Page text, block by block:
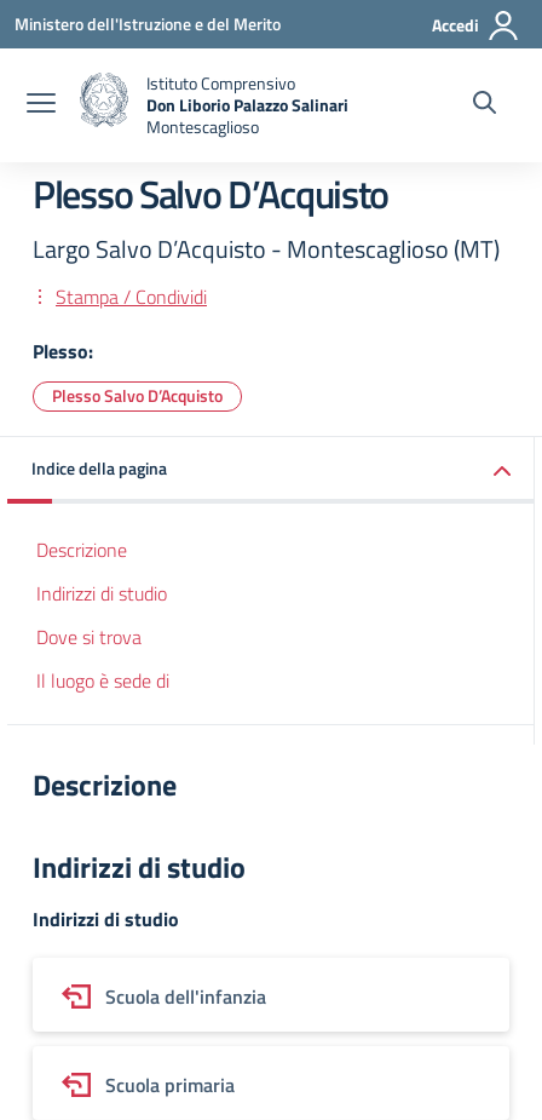
Vai ai contenuti
Vai al menu di navigazione
Vai al footer
Ministero dell'Istruzione e del Merito Accedi
Istituto Comprensivo
Don Liborio Palazzo Salinari
Montescaglioso
Plesso Salvo D’Acquisto
Largo Salvo D’Acquisto - Montescaglioso (MT)
Stampa / Condividi
Plesso:
Plesso Salvo D’Acquisto
Indice della pagina
Descrizione
Indirizzi di studio
Dove si trova
Il luogo è sede di
Descrizione
Indirizzi di studio
Indirizzi di studio
Scuola dell'infanzia
Scuola primaria